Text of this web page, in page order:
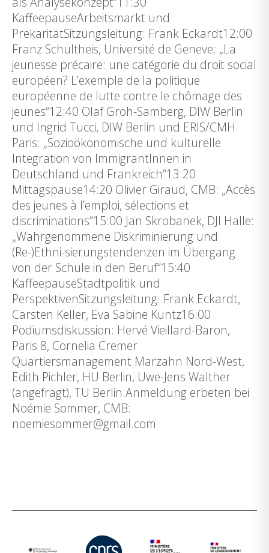
KaffeepauseArbeitsmarkt und
PrekaritätSitzungsleitung: Frank Eckardt12:00
Franz Schultheis, Université de Geneve: „La
jeunesse précaire: une catégorie du droit social
européen? L’exemple de la politique
européenne de lutte contre le chômage des
jeunes“12:40 Olaf Groh-Samberg, DIW Berlin
und Ingrid Tucci, DIW Berlin und ERIS/CMH
Paris: „Sozioökonomische und kulturelle
Integration von ImmigrantInnen in
Deutschland und Frankreich“13:20
Mittagspause14:20 Olivier Giraud, CMB: „Accès
des jeunes à l’emploi, sélections et
discriminations“15:00 Jan Skrobanek, DJI Halle:
„Wahrgenommene Diskriminierung und
(Re-)Ethni-sierungstendenzen im Übergang
von der Schule in den Beruf“15:40
KaffeepauseStadtpolitik und
PerspektivenSitzungsleitung: Frank Eckardt,
Carsten Keller, Eva Sabine Kuntz16:00
Podiumsdiskussion: Hervé Vieillard-Baron,
Paris 8, Cornelia Cremer
Quartiersmanagement Marzahn Nord-West,
Edith Pichler, HU Berlin, Uwe-Jens Walther
(angefragt), TU Berlin.Anmeldung erbeten bei
Noémie Sommer, CMB:
noemiesommer@gmail.com